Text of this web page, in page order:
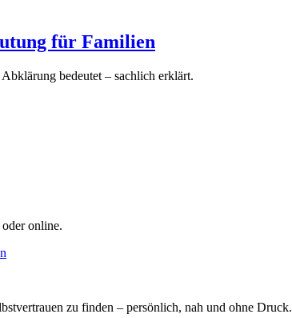
für Familien
bedeutet – sachlich erklärt.
online.
zu finden – persönlich, nah und ohne Druck.